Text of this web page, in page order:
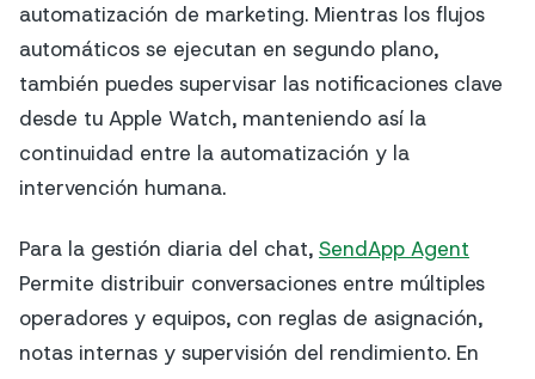
automatización de marketing. Mientras los flujos
automáticos se ejecutan en segundo plano,
también puedes supervisar las notificaciones clave
desde tu Apple Watch, manteniendo así la
continuidad entre la automatización y la
intervención humana.
Para la gestión diaria del chat, SendApp Agent
Permite distribuir conversaciones entre múltiples
operadores y equipos, con reglas de asignación,
notas internas y supervisión del rendimiento. En